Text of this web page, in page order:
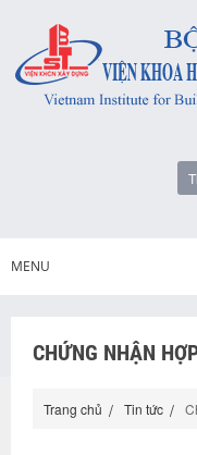
MENU
CHỨNG NHẬN
Trang chủ Tin tức